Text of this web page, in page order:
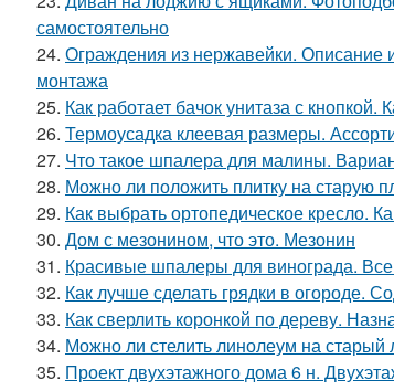
самостоятельно
24. Ограждения из нержавейки. Описание
монтажа
25. Как работает бачок унитаза с кнопкой.
26. Термоусадка клеевая размеры.
27. Что такое шпалера для малины.
28. Можно ли положить плитку на старую
29. Как выбрать ортопедическое кресло.
30. Дом с мезонином, что это. Мезонин
31. Красивые шпалеры для винограда.
32. Как лучше сделать грядки в огороде.
33. Как сверлить коронкой по дереву.
34. Можно ли стелить линолеум на старый
35. Проект двухэтажного дома 6 н.